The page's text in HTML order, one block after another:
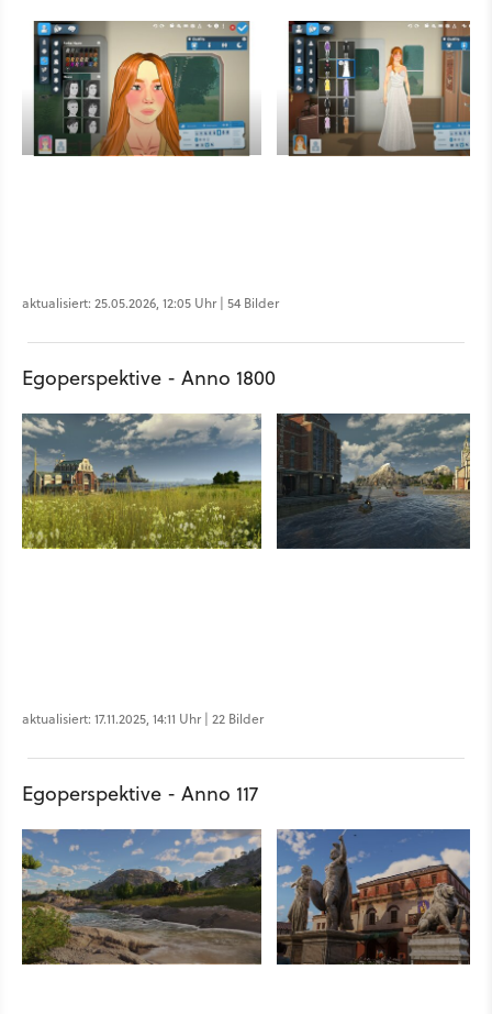
aktualisiert: 25.05.2026, 12:05 Uhr | 54 Bilder
Egoperspektive - Anno 1800
aktualisiert: 17.11.2025, 14:11 Uhr | 22 Bilder
Egoperspektive - Anno 117